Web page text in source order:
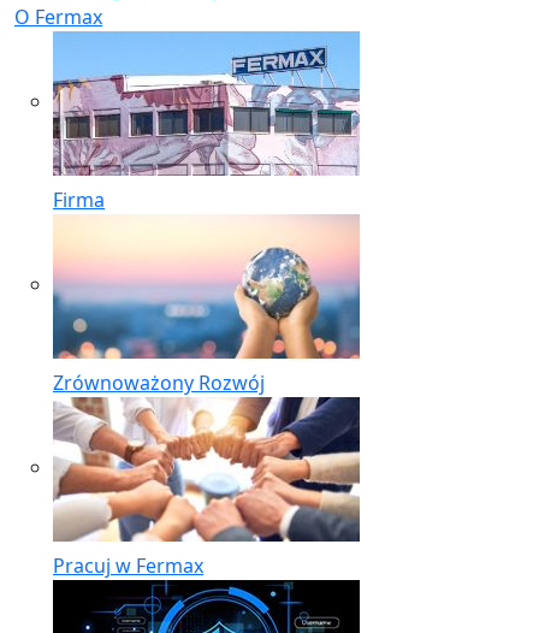
O Fermax
Firma
Zrównoważony Rozwój
Pracuj w Fermax